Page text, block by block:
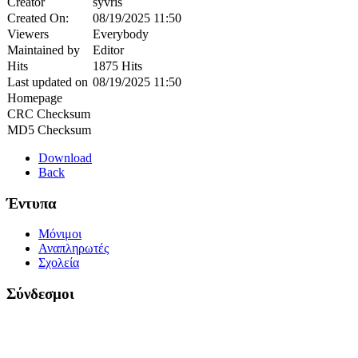
Created On:
08/19/2025 11:50
Viewers
Everybody
Maintained by
Editor
Hits
1875 Hits
Last updated on 08/19/2025 11:50
Homepage
CRC Checksum
MD5 Checksum
Download
Back
Έντυπα
Μόνιμοι
Αναπληρωτές
Σχολεία
Σύνδεσμοι